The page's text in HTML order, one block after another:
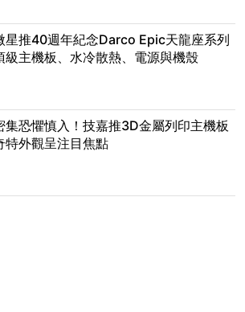
星推40週年紀念Darco Epic天龍座系列
級主機板、水冷散熱、電源與機殼
集恐懼慎入！技嘉推3D金屬列印主機板
特外觀呈注目焦點